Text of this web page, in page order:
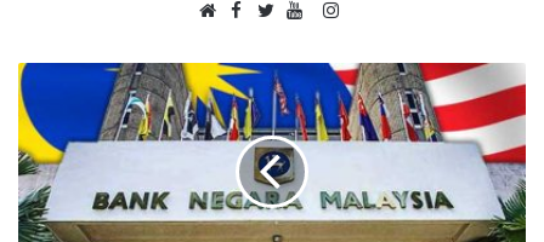
e
b
s
i
e
F
c
e
b
o
o
k
w
i
t
t
e
r
o
T
u
b
e
I
s
t
a
g
a
m